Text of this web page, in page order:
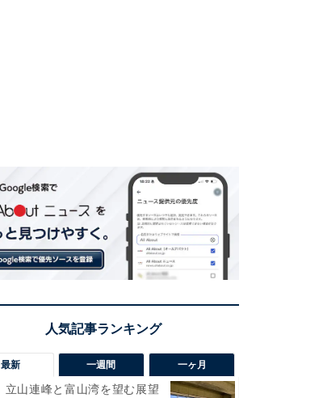
最新 一週間 一ヶ月
立山連峰と富山湾を望む展望